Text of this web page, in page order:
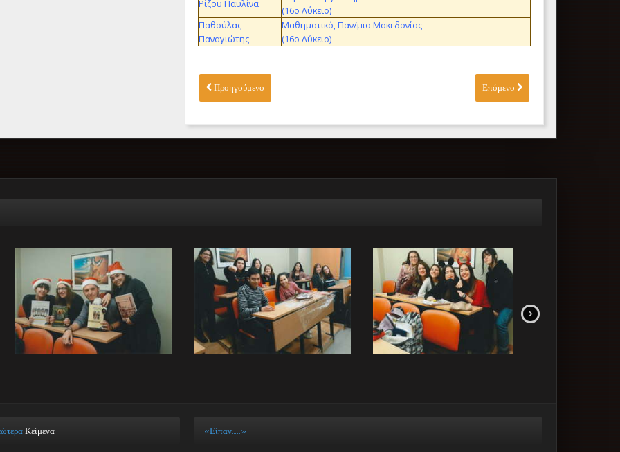
Ρίζου Παυλίνα
(16ο Λύκειο)
Παθούλας
Παναγιώτης
Μαθηματικό, Παν/μιο Μακεδονίας
(16ο Λύκειο)
Προηγούμενο Επόμενο
Κείμενα «Είπαν…..»